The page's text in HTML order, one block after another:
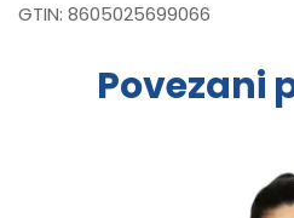
GTIN: 8605025699066
Povezani